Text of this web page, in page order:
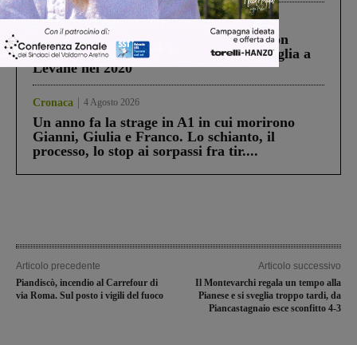
Cronaca 3 Agosto 2026
Scomparso da una struttura di Castiglion
Fiorentino l’uomo che aveva ucciso la figlia a
Levane nel 2020
Cronaca 4 Agosto 2026
Un anno fa la strage in A1 in cui morirono
Gianni, Giulia e Franco. Lo schianto, il
processo, lo stop ai sorpassi fra tir....
Articolo precedente
Piandiscò, incendio al Carrefour di
via Roma. Sul posto i vigili del fuoco
Articolo successivo
Il Montevarchi regala un tempo alla
Pianese e si sveglia troppo tardi, da
Piancastagnaio esce sconfitto 4-3